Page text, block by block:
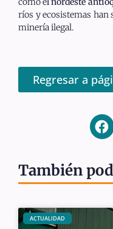
ríos y ecosistemas han
minería ilegal.
Regresar a
También
ACTUALIDAD